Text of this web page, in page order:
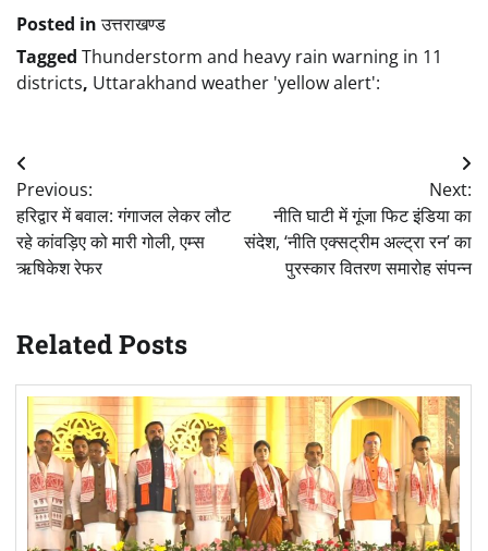
Posted inउत्तराखण्ड
Tagged Thunderstorm and heavy rain warning in 11
districts, Uttarakhand weather 'yellow alert':
Post
navigation
Previous:
हरिद्वार में बवाल: गंगाजल लेकर लौट
रहे कांवड़िए को मारी गोली, एम्स
ऋषिकेश रेफर
Next:
नीति घाटी में गूंजा फिट इंडिया का
संदेश, ‘नीति एक्सट्रीम अल्ट्रा रन’ का
पुरस्कार वितरण समारोह संपन्न
Related Posts